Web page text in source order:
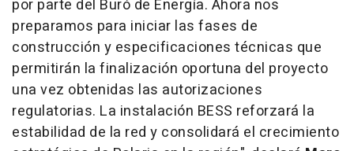
por parte del Buró de Energía. Ahora nos
preparamos para iniciar las fases de
construcción y especificaciones técnicas que
permitirán la finalización oportuna del proyecto
una vez obtenidas las autorizaciones
regulatorias. La instalación BESS reforzará la
estabilidad de la red y consolidará el crecimiento